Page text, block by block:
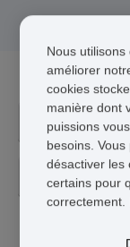
30
Nous
améliorer
cookies
manière dont
puissions
besoins.
désactiver les
certains pour
correctement.